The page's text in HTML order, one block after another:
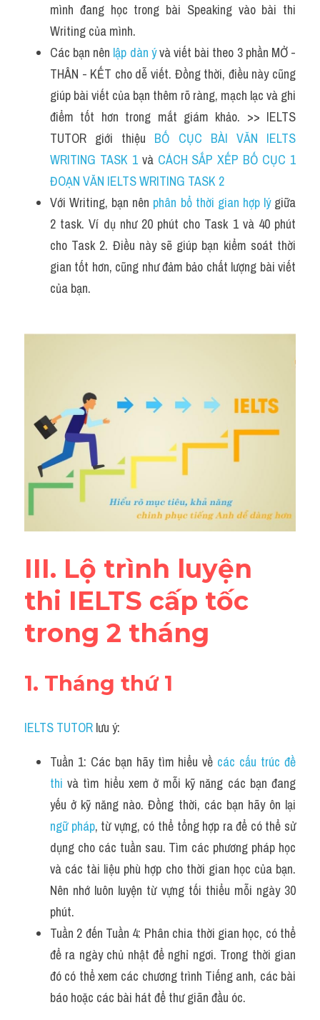
mình đang học trong bài Speaking vào bài thi
Writing của mình.
Các bạn nên lập dàn ý và viết bài theo 3 phần MỞ -
THÂN - KẾT cho dễ viết. Đồng thời, điều này cũng
giúp bài viết của bạn thêm rõ ràng, mạch lạc và ghi
điểm tốt hơn trong mắt giám khảo. >> IELTS
TUTOR giới thiệu BỐ CỤC BÀI VĂN IELTS
WRITING TASK 1 và CÁCH SẮP XẾP BỐ CỤC 1
ĐOẠN VĂN IELTS WRITING TASK 2
Với Writing, bạn nên phân bổ thời gian hợp lý giữa
2 task. Ví dụ như 20 phút cho Task 1 và 40 phút
cho Task 2. Điều này sẽ giúp bạn kiểm soát thời
gian tốt hơn, cũng như đảm bảo chất lượng bài viết
của bạn.
III. Lộ trình luyện
thi IELTS cấp tốc
trong 2 tháng
1. Tháng thứ 1
IELTS TUTOR lưu ý:
Tuần 1: Các bạn hãy tìm hiểu về các cấu trúc đề
thi và tìm hiểu xem ở mỗi kỹ năng các bạn đang
ngữ pháp, từ vựng, có thể tổng hợp ra để có thể sử
dụng cho các tuần sau. Tìm các phương pháp học
và các tài liệu phù hợp cho thời gian học của bạn.
Nên nhớ luôn luyện từ vựng tối thiểu mỗi ngày 30
phút.
Tuần 2 đến Tuần 4: Phân chia thời gian học, có thể
để ra ngày chủ nhật để nghỉ ngơi. Trong thời gian
đó có thể xem các chương trình Tiếng anh, các bài
báo hoặc các bài hát để thư giãn đầu óc.